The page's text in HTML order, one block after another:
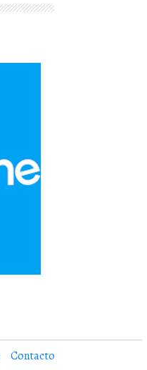
Contacto